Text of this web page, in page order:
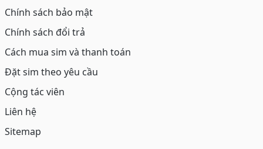
Chính sách bảo mật
Chính sách đổi trả
Cách mua sim và thanh toán
Đặt sim theo yêu cầu
Cộng tác viên
Liên hệ
Sitemap